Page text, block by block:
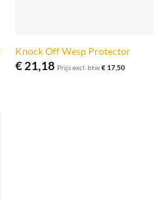
Knock Off Wesp Protector
€21,18 Prijs excl. btw€17,50